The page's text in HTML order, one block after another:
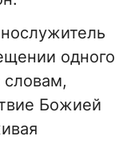
одного
словам,
Божией